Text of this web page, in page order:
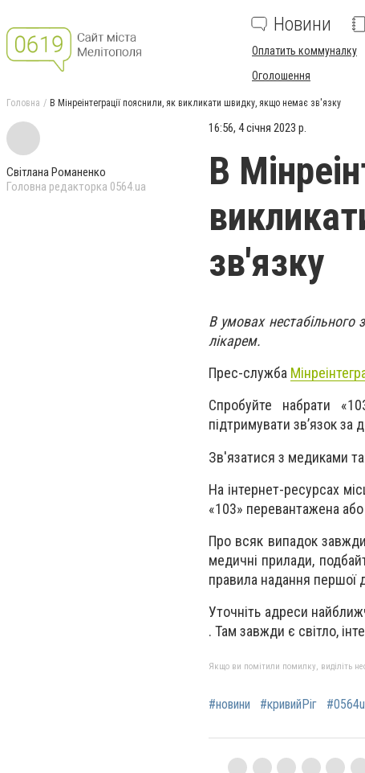
Новини
Оплатить коммуналку
Оголошення
Головна В Мінреінтеграції пояснили, як викликати швидку, якщо немає зв'язку
Світлана Романенко
Головна редакторка 0564.ua
16:56, 4 січня 2023 р.
В
зв'язку
В умовах нестабільного
лікарем.
Прес-служба
Спробуйте набрати
підтримувати зв’язок
Зв'язатися з медиками
На інтернет-ресурсах
«103» перевантажена
Про всяк випадок
медичні прилади,
правила надання першої
Уточніть адреси
. Там завжди є світло,
Якщо ви помітили помилку, виділіть
#новини #кривийРіг